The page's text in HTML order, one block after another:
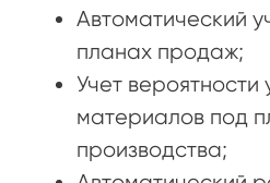
Автоматический
планах продаж;
Учет вероятности
материалов под
производства;